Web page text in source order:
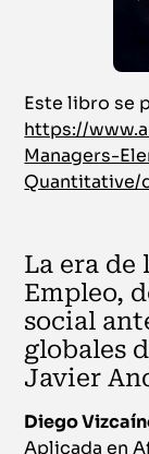
Este libro se
https://
Managers-
Quantitative/
La era
Empleo,
social
globales
Javier
Diego
Aplicada en